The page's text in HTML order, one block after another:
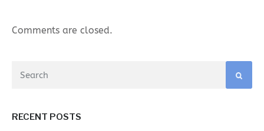
Comments are closed.
RECENT POSTS